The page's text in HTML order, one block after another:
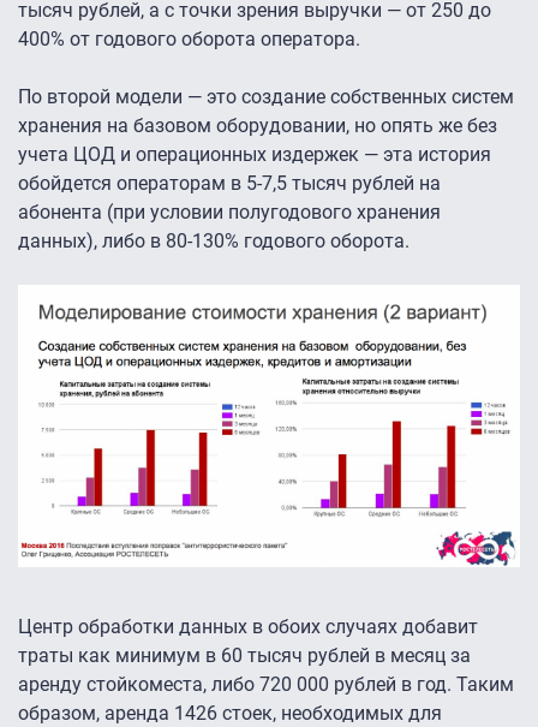
тысяч рублей, а с точки зрения выручки — от 250 до
400% от годового оборота оператора.
По второй модели — это создание собственных систем
хранения на базовом оборудовании, но опять же без
учета ЦОД и операционных издержек — эта история
обойдется операторам в 5-7,5 тысяч рублей на
абонента (при условии полугодового хранения
данных), либо в 80-130% годового оборота.
Центр обработки данных в обоих случаях добавит
траты как минимум в 60 тысяч рублей в месяц за
аренду стойкоместа, либо 720 000 рублей в год. Таким
образом, аренда 1426 стоек, необходимых для